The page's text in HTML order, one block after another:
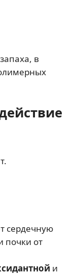
в
сердечную
почки от
и